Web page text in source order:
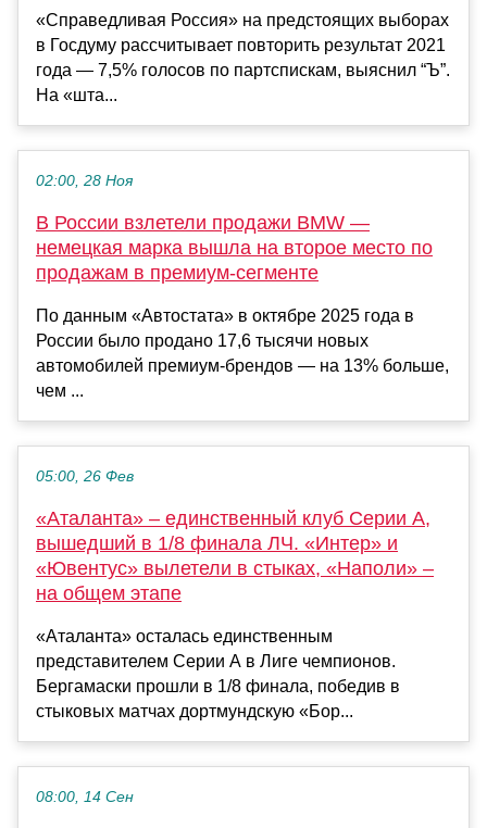
«Справедливая Россия» на предстоящих выборах
в Госдуму рассчитывает повторить результат 2021
года — 7,5% голосов по партспискам, выяснил “Ъ”.
На «шта...
02:00, 28 Ноя
В России взлетели продажи BMW —
немецкая марка вышла на второе место по
продажам в премиум-сегменте
По данным «Автостата» в октябре 2025 года в
России было продано 17,6 тысячи новых
автомобилей премиум-брендов — на 13% больше,
чем ...
05:00, 26 Фев
«Аталанта» – единственный клуб Серии А,
вышедший в 1/8 финала ЛЧ. «Интер» и
«Ювентус» вылетели в стыках, «Наполи» –
на общем этапе
«Аталанта» осталась единственным
представителем Серии А в Лиге чемпионов.
Бергамаски прошли в 1/8 финала, победив в
стыковых матчах дортмундскую «Бор...
08:00, 14 Сен